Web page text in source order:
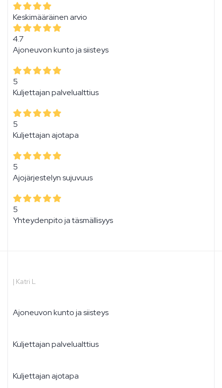
Keskimääräinen arvio
4.7
Ajoneuvon kunto ja siisteys
5
Kuljettajan palvelualttius
5
Kuljettajan ajotapa
5
Ajojärjestelyn sujuvuus
5
Yhteydenpito ja täsmällisyys
| Katri L
Ajoneuvon kunto ja siisteys
Kuljettajan palvelualttius
Kuljettajan ajotapa